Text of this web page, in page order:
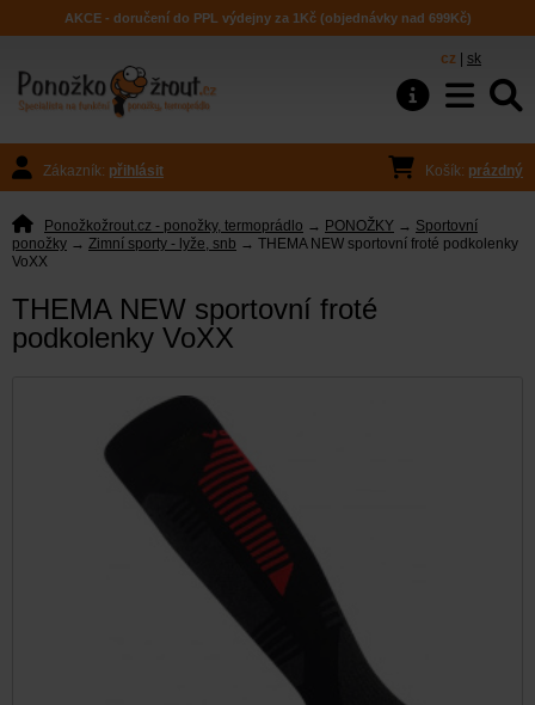
cz sk
Zákazník: přihlásit Košík: prázdný
Ponožkožrout.cz - ponožky, termoprádlo → PONOŽKY → Sportovní
ponožky → Zimní sporty - lyže, snb → THEMA NEW sportovní froté podkolenky
VoXX
THEMA NEW sportovní froté
podkolenky VoXX
AKCE - doručení do PPL výdejny za 1Kč (objednávky nad 699Kč)